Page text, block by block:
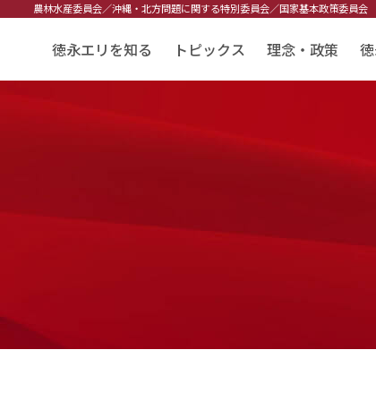
農林水産委員会／沖縄・北方問題に関する特別委員会／国家基本政策委員会
徳永エリを知る トピックス 理念・政策